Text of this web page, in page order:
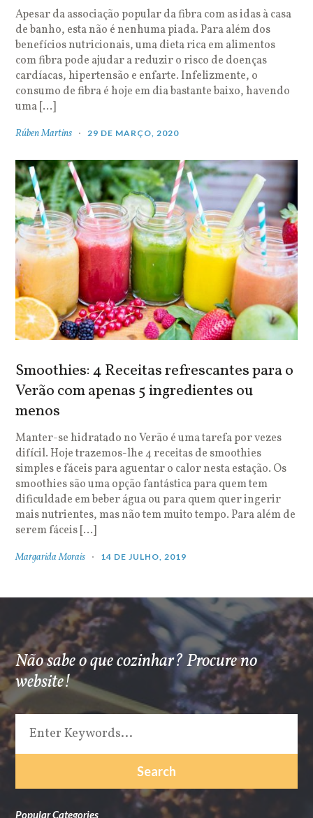
Apesar da associação popular da fibra com as idas à casa
de banho, esta não é nenhuma piada. Para além dos
benefícios nutricionais, uma dieta rica em alimentos
com fibra pode ajudar a reduzir o risco de doenças
cardíacas, hipertensão e enfarte. Infelizmente, o
consumo de fibra é hoje em dia bastante baixo, havendo
uma […]
Rúben Martins 29 DE MARÇO, 2020
Smoothies: 4 Receitas refrescantes para o
Verão com apenas 5 ingredientes ou
menos
Manter-se hidratado no Verão é uma tarefa por vezes
difícil. Hoje trazemos-lhe 4 receitas de smoothies
simples e fáceis para aguentar o calor nesta estação. Os
smoothies são uma opção fantástica para quem tem
dificuldade em beber água ou para quem quer ingerir
mais nutrientes, mas não tem muito tempo. Para além de
serem fáceis […]
Margarida Morais 14 DE JULHO, 2019
Não sabe o que cozinhar? Procure no
website!
Popular Categories